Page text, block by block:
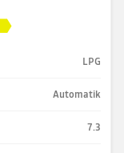
LPG
Automatik
7.3